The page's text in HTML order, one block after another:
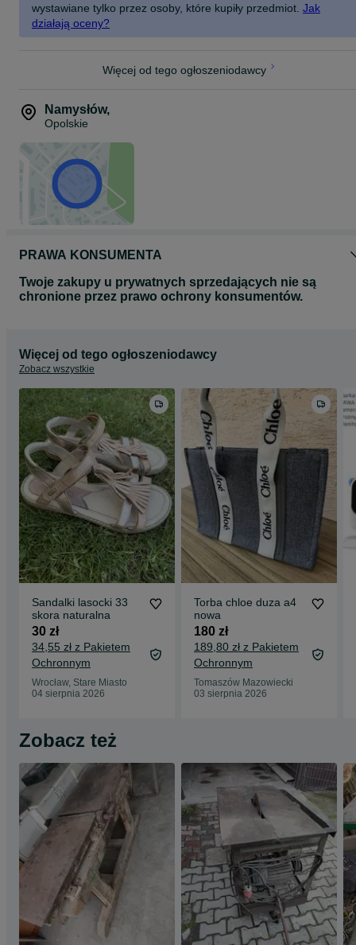
wystawiane tylko przez osoby, które kupiły przedmiot. Jak
działają oceny?
Więcej od tego ogłoszeniodawcy
Namysłów,
Opolskie
PRAWA KONSUMENTA
Twoje zakupy u prywatnych sprzedających nie są
chronione przez prawo ochrony konsumentów.
Więcej od tego ogłoszeniodawcy
Zobacz wszystkie
Sandalki lasocki 33
skora naturalna
30 zł
34,55 zł z Pakietem
Ochronnym
Wrocław, Stare Miasto
04 sierpnia 2026
Torba chloe duza a4
nowa
180 zł
189,80 zł z Pakietem
Ochronnym
Tomaszów Mazowiecki
03 sierpnia 2026
Zobacz też